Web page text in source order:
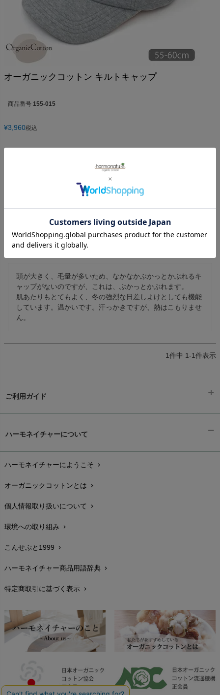
オーガニックコットン キルトキャップ
商品番号 155-015
¥3,960税込
1
栃木県 30代 女性
投稿日
2021/12/22
頭が大きく、毛量が多いため、なかなかぶかっとかぶれるキ
ャップがないのですが、これは、ぶかっとかぶれます。
肌あたりもとてもよく、冬の強烈な日差しよけとしても機能
しています。温かいです。汗っかきですが、熱はこもりませ
ん。
1件中 1-1件表示
ご利用ガイド
配送と送料chevron_right
在庫状況と発送予定chevron_right
サイズ・寸法chevron_right
生地・素材chevron_right
お手入れについて
レビューを書こうchevron_right
返品交換chevron_right
FAXでのご注文
お問い合わせchevron_right
ハーモネイチャーについて
ハーモネイチャーにようこそ chevron_right
オーガニックコットンとは chevron_right
個人情報取り扱いについて chevron_right
環境への取り組み chevron_right
こんせぷと1999 chevron_right
ハーモネイチャー商品用語辞典 chevron_right
特定商取引に基づく表示 chevron_right